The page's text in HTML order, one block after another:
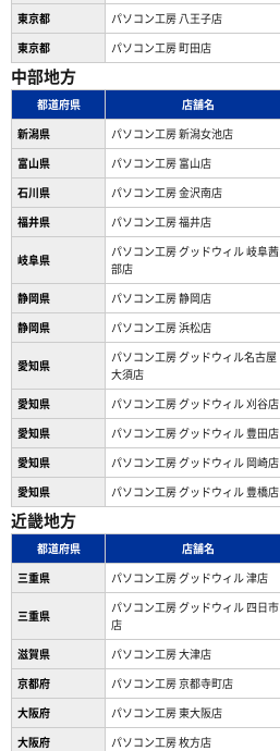
東京都
パソコン工房 八王子店
東京都
パソコン工房 町田店
中部地方
都道府県 店舗名
新潟県
パソコン工房 新潟女池店
富山県
パソコン工房 富山店
石川県
パソコン工房 金沢南店
福井県
パソコン工房 福井店
岐阜県
パソコン工房 グッドウィル 岐阜茜
部店
静岡県 パソコン工房 静岡店
静岡県
パソコン工房 浜松店
愛知県
パソコン工房 グッドウィル名古屋
大須店
愛知県 パソコン工房 グッドウィル 刈谷店
愛知県
パソコン工房 グッドウィル 豊田店
愛知県
パソコン工房 グッドウィル 岡崎店
愛知県
パソコン工房 グッドウィル 豊橋店
近畿地方
都道府県 店舗名
三重県
パソコン工房 グッドウィル 津店
三重県
パソコン工房 グッドウィル 四日市
店
滋賀県 パソコン工房 大津店
京都府
パソコン工房 京都寺町店
大阪府
パソコン工房 東大阪店
大阪府
パソコン工房 枚方店